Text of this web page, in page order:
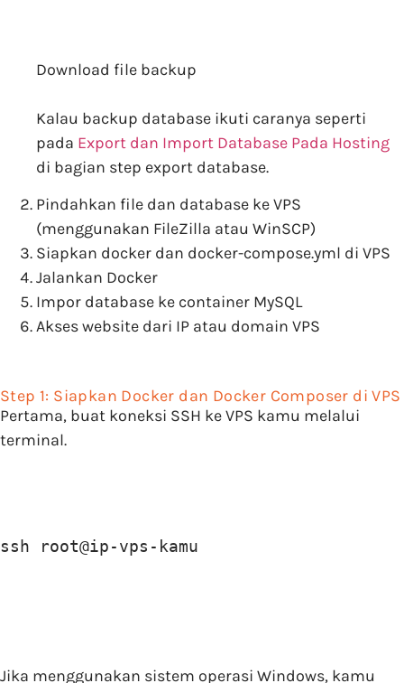
Download file backup
Kalau backup database ikuti caranya seperti
pada Export dan Import Database Pada Hosting
di bagian step export database.
Pindahkan file dan database ke VPS
(menggunakan FileZilla atau WinSCP)
Siapkan docker dan docker-compose.yml di VPS
Jalankan Docker
Impor database ke container MySQL
Akses website dari IP atau domain VPS
Step 1: Siapkan Docker dan Docker Composer di VPS
Pertama, buat koneksi SSH ke VPS kamu melalui
terminal.
ssh root@ip-vps-kamu
Jika menggunakan sistem operasi Windows, kamu